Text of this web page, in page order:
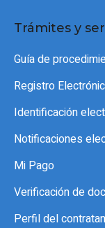
Trámites y
Guía de
Registro
Identificación
Notificaciones
Mi Pago
Verificación de
Perfil del